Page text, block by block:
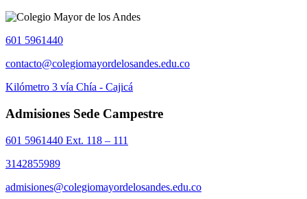
601 5961440
contacto@colegiomayordelosandes.edu.co
Kilómetro 3 vía Chía - Cajicá
Admisiones Sede Campestre
601 5961440 Ext. 118 – 111
3142855989
admisiones@colegiomayordelosandes.edu.co